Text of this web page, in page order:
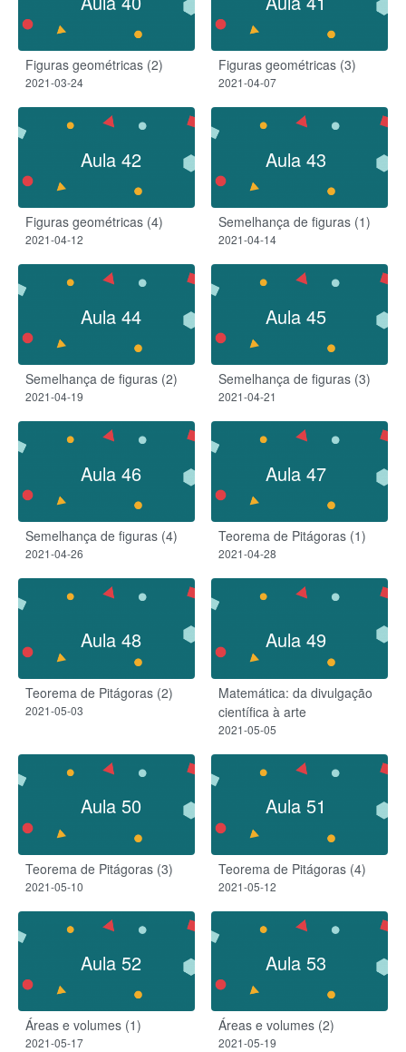
Figuras geométricas (2)
2021-03-24
Figuras geométricas (3)
2021-04-07
Aula 42
Figuras geométricas (4)
2021-04-12
Aula 43
Semelhança de figuras (1)
2021-04-14
Aula 44
Semelhança de figuras (2)
2021-04-19
Aula 45
Semelhança de figuras (3)
2021-04-21
Aula 46
Semelhança de figuras (4)
2021-04-26
Aula 47
Teorema de Pitágoras (1)
2021-04-28
Aula 48
Teorema de Pitágoras (2)
2021-05-03
Aula 49
Matemática: da divulgação
científica à arte
2021-05-05
Aula 50
Teorema de Pitágoras (3)
2021-05-10
Aula 51
Teorema de Pitágoras (4)
2021-05-12
Aula 52
Áreas e volumes (1)
2021-05-17
Aula 53
Áreas e volumes (2)
2021-05-19